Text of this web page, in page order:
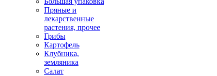
Пряные и
лекарственные
растения, прочее
Грибы
Картофель
Клубника,
земляника
Салат